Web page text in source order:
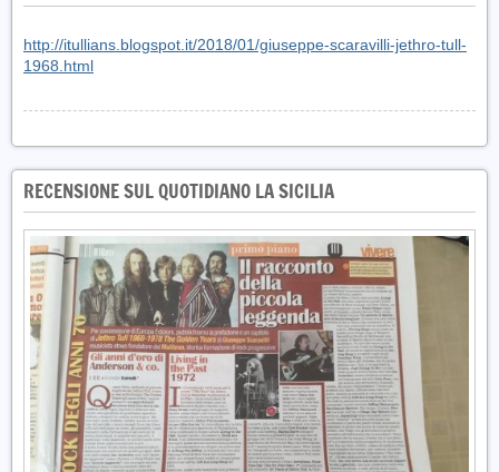
http://itullians.blogspot.it/2018/01/giuseppe-scaravilli-jethro-tull-
1968.html
RECENSIONE SUL QUOTIDIANO LA SICILIA